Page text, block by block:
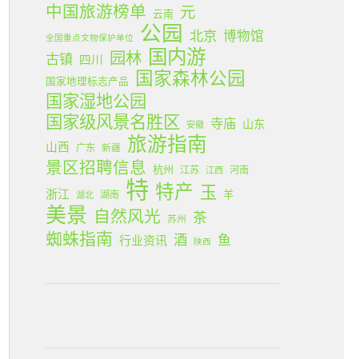
中国旅游榜单 云南 元
全国重点文物保护单位 公园 北京 博物馆
古镇 四川 园林 国内游
国家地理标志产品 国家森林公园
国家湿地公园
国家级风景名胜区
安徽 寺庙 山东
山西 广东 新疆 旅游指南
景区招聘信息 杭州 江苏 江西 河南
浙江 湖北 湖南 特 特产 玉 羊
美景 自然风光 苏州 茶
蜘蛛指南 行业资讯 酒 陕西 鱼